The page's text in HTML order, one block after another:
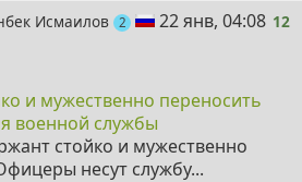
Исмаилов 2поста 12
22 янв, 04:08 12
и мужественно переносить
военной службы
стойко и мужественно
несут службу...